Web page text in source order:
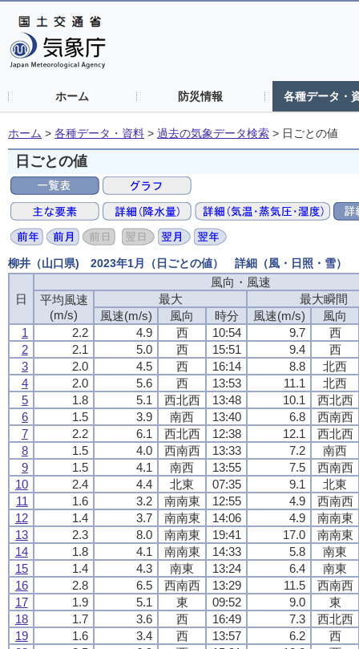
ホーム 防災情報 各種データ・
ホーム > 各種データ・資料 > 過去の気象データ検索 > 日ごとの値
日ごとの値
柳井（山口県) 2023年1月（日ごとの値） 詳細（風・日照・雪）
日
風向・風速
平均風速
(m/s)
最大
最大瞬間
風速(m/s)
風向 時分 風速(m/s)
風向
1
2.2 4.9 西 10:54 9.7
西
2
2.1 5.0 西 15:51 9.4
西
3
2.0 4.5 西 16:14 8.8
北西
4
2.0 5.6 西 13:53 11.1
北西
5
1.8 5.1 西北西 13:48 10.1
西北西
6
1.5 3.9 南西 13:40 6.8
西南西
7
2.2 6.1 西北西 12:38 12.1
西北西
8
1.5 4.0 西南西 13:33 7.2
南西
9
1.5 4.1 南西 13:55 7.5
西南西
10
2.4 4.4 北東 07:35 9.1
北東
11
1.6 3.2 南南東 12:55 4.9
西南西
12
1.4 3.7 南南東 14:06 4.9
南南東
13
2.3 8.0 南南東 19:41 17.0
南南東
14
1.8 4.1 南南東 14:33 5.8
南東
15
1.4 4.3 南東 13:24 6.4
南東
16
2.8 6.5 西南西 13:29 11.5
西南西
17
1.9 5.1 東 09:52 9.0
東
18
1.7 3.6 西 16:49 7.3
西北西
19
1.6 3.4 西 13:57 6.2
西